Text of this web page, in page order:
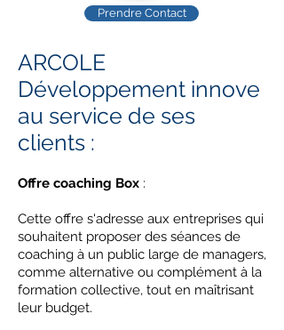
Prendre Contact
ARCOLE
Développement innove
au service de ses
clients :
Offre coaching Box :
Cette offre s'adresse aux entreprises qui
souhaitent proposer des séances de
coaching à un public large de managers,
comme alternative ou complément à la
formation collective, tout en maîtrisant
leur budget.